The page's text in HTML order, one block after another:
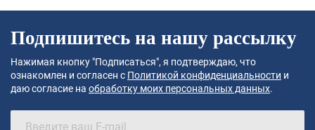
Подпишитесь на нашу рассылку
Нажимая кнопку "Подписаться", я подтверждаю, что
ознакомлен и согласен с Политикой конфиденциальности и
даю согласие на обработку моих персональных данных.